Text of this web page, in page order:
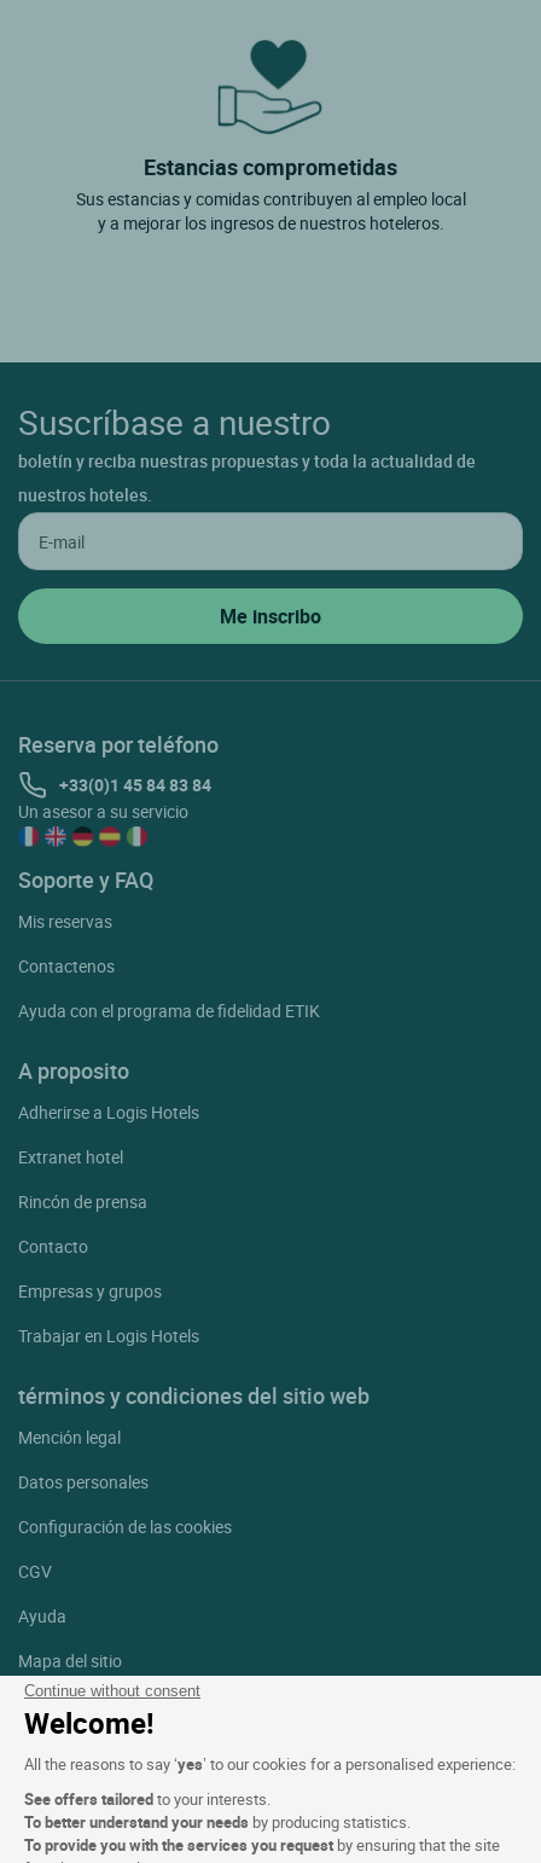
Continue without consent
Welcome!
All the reasons to say ‘yes’ to our cookies for a personalised experience:
See offers tailoredto your interests.
To better understand your needs by producing statistics.
To provide you with the services you request by ensuring that the site
Estancias comprometidas
Sus estancias y comidas contribuyen al empleo local
y a mejorar los ingresos de nuestros hoteleros.
Suscríbase a nuestro
boletín y reciba nuestras propuestas y toda la actualidad de
nuestros hoteles.
Reserva por teléfono
+33(0)1 45 84 83 84
Un asesor a su servicio
Soporte y FAQ
Mis reservas
Contactenos
Ayuda con el programa de fidelidad ETIK
A proposito
Adherirse a Logis Hotels
Extranet hotel
Rincón de prensa
Contacto
Empresas y grupos
Trabajar en Logis Hotels
términos y condiciones del sitio web
Mención legal
Datos personales
Configuración de las cookies
CGV
Ayuda
Mapa del sitio
Créditos
fotografías
Facebook